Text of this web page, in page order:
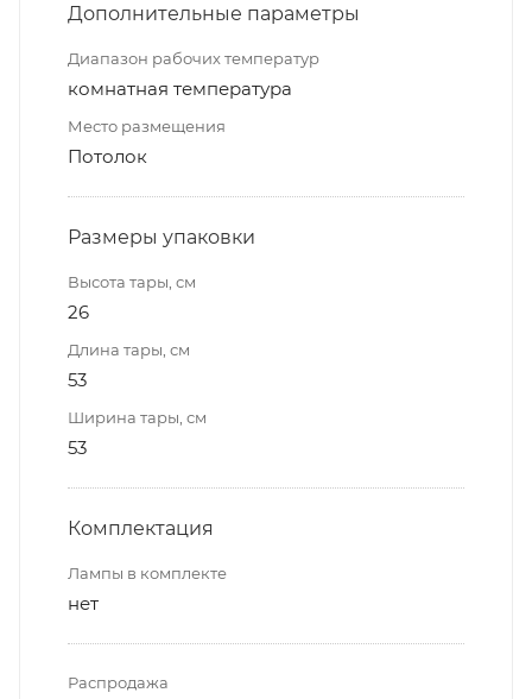
Дополнительные параметры
Диапазон рабочих температур
комнатная температура
Место размещения
Потолок
Размеры упаковки
Высота тары, см
26
Длина тары, см
53
Ширина тары, см
53
Комплектация
Лампы в комплекте
нет
Распродажа